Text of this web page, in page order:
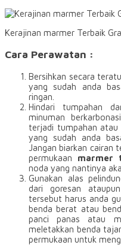
Kerajinan marmer Terbaik
Cara Perawatan :
Bersihkan secara
yang sudah anda
ringan.
Hindari tumpahan
minuman
terjadi tumpahan atau
yang sudah anda
Jangan biarkan cairan
permukaan marmer
noda yang nantinya
Gunakan alas
dari goresan
tersebut harus anda
benda berat atau
panci panas atau
meletakkan benda
permukaan untuk